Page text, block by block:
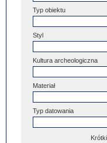
Typ obiektu
Styl
Kultura archeologiczna
Materiał
Typ datowania